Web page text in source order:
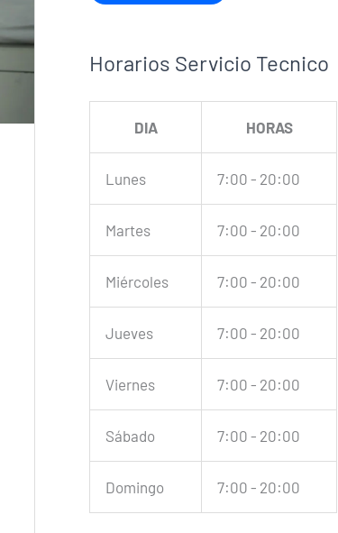
Horarios Servicio Tecnico
DIA HORAS
Lunes 7:00 - 20:00
Martes 7:00 - 20:00
Miércoles 7:00 - 20:00
Jueves 7:00 - 20:00
Viernes 7:00 - 20:00
Sábado 7:00 - 20:00
Domingo 7:00 - 20:00